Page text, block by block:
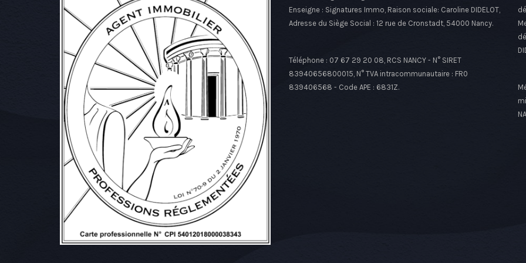
Enseigne : Signatures Immo, Raison sociale: Caroline DIDELOT,
Adresse du Siège Social : 12 rue de Cronstadt, 54000 Nancy.
Téléphone : 07 67 29 20 08, RCS NANCY - N° SIRET
83940656800015, N° TVA intracommunautaire : FR0
839406568 - Code APE : 6831Z.